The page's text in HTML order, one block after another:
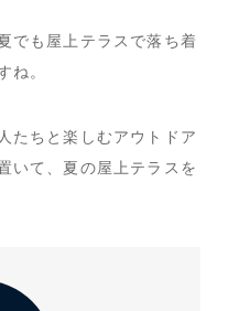
でも屋上テラスで落ち着
ね。
たちと楽しむアウトドア
いて、夏の屋上テラスを